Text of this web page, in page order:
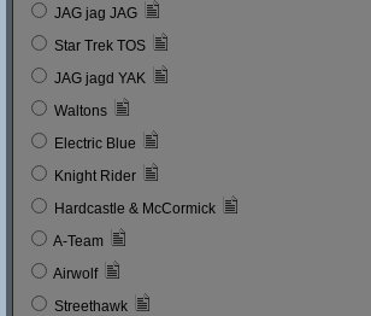
JAG jag JAG
Star Trek TOS
JAG jagd YAK
Waltons
Electric Blue
Knight Rider
Hardcastle & McCormick
A-Team
Airwolf
Streethawk